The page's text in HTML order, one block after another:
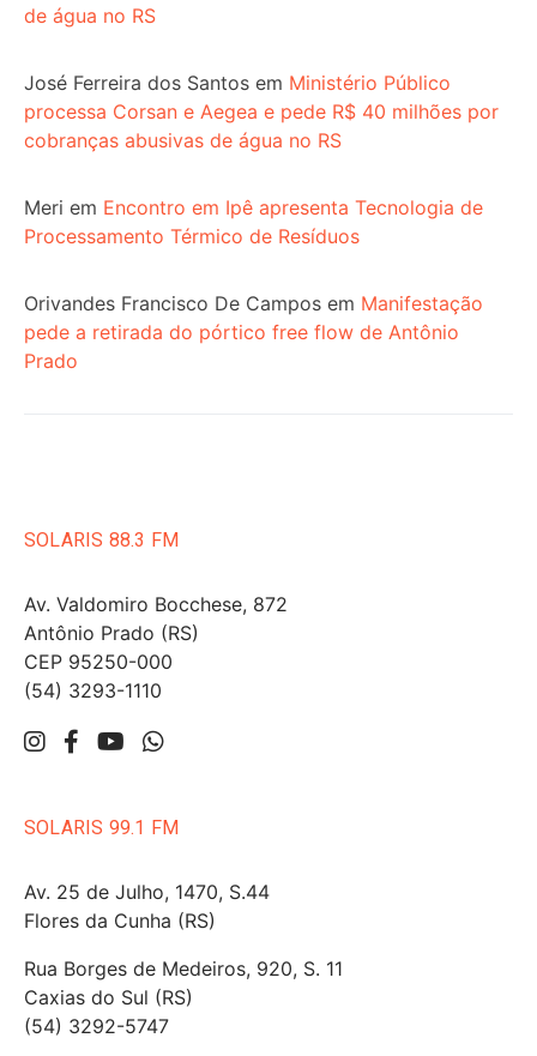
de água no RS
José Ferreira dos Santos em Ministério Público
processa Corsan e Aegea e pede R$ 40 milhões por
cobranças abusivas de água no RS
Meri em Encontro em Ipê apresenta Tecnologia de
Processamento Térmico de Resíduos
Orivandes Francisco De Campos em Manifestação
pede a retirada do pórtico free flow de Antônio
Prado
SOLARIS 88.3 FM
Av. Valdomiro Bocchese, 872
Antônio Prado (RS)
CEP 95250-000
(54) 3293-1110
SOLARIS 99.1 FM
Av. 25 de Julho, 1470, S.44
Flores da Cunha (RS)
Rua Borges de Medeiros, 920, S. 11
Caxias do Sul (RS)
(54) 3292-5747